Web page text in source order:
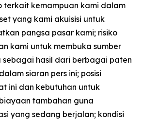
terkait kemampuan kami dalam
yang kami akuisisi untuk
pangsa pasar kami; risiko
kami untuk membuka sumber
hasil dari berbagai paten
siaran pers ini; posisi
ini dan kebutuhan untuk
tambahan guna
yang sedang berjalan; kondisi